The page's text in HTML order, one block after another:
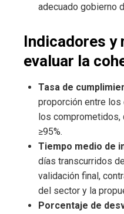
adecuado gobierno
Indicadores y
evaluar la
Tasa de
proporción entre
los comprometidos,
≥95%.
Tiempo medio de
días transcurridos
validación final,
del sector y la
Porcentaje de